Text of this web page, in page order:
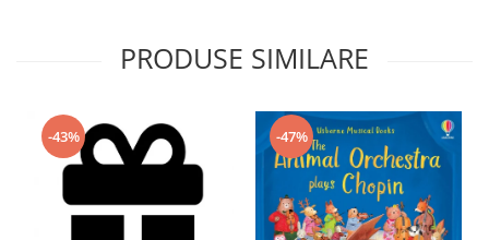
PRODUSE SIMILARE
-43% -47%